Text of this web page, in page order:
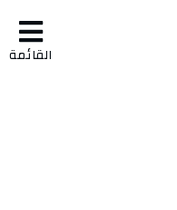
القائمة